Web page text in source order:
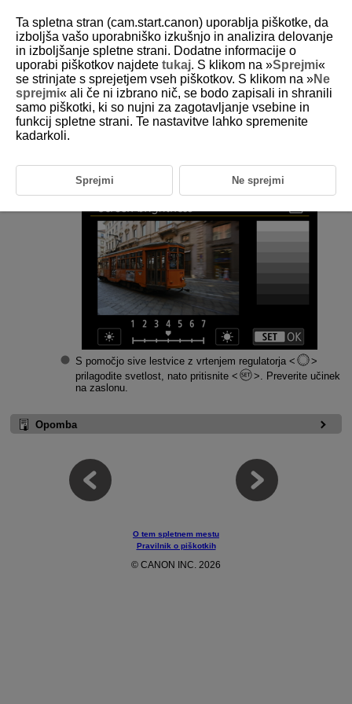
D388-217
Svetlost zaslona
Izberite [
Opravite prilagoditev.
S pomočjo sive lestvice z vrtenjem regulatorja
prilagodite svetlost, nato pritisnite
. Preverite učinek
na zaslonu.
Opomba
O tem spletnem mestu
Pravilnik o piškotkih
© CANON INC. 2026
Ta spletna stran (cam.start.canon) uporablja piškotke, da
izboljša vašo uporabniško izkušnjo in analizira delovanje
in izboljšanje spletne strani. Dodatne informacije o
uporabi piškotkov najdete tukaj. S klikom na »Sprejmi«
se strinjate s sprejetjem vseh piškotkov. S klikom na »Ne
sprejmi« ali če ni izbrano nič, se bodo zapisali in shranili
samo piškotki, ki so nujni za zagotavljanje vsebine in
funkcij spletne strani. Te nastavitve lahko spremenite
kadarkoli.
Sprejmi Ne sprejmi